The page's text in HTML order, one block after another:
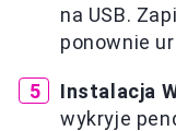
na USB.
ponownie
Instalacja
wykryje